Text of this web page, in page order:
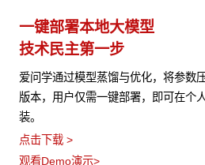
一键部署本地大模型
技术民主第一步
爱问学通过模型蒸馏与优化，将参数
版本，用户仅需一键部署，即可在个
装。
点击下载 >
观看Demo演示>